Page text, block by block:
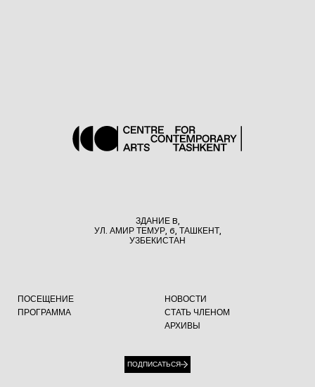
ЗДАНИЕ B,
УЛ. АМИР ТЕМУР, 6, ТАШКЕНТ,
УЗБЕКИСТАН
ПОСЕЩЕНИЕ
ПРОГРАММА
НОВОСТИ
СТАТЬ ЧЛЕНОМ
АРХИВЫ
ПОДПИСАТЬСЯ